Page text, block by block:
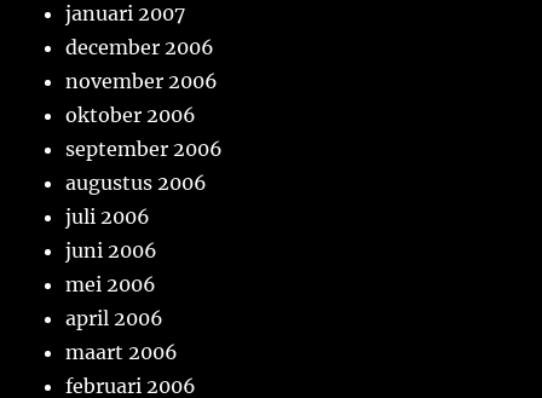
januari 2007
december 2006
november 2006
oktober 2006
september 2006
augustus 2006
juli 2006
juni 2006
mei 2006
april 2006
maart 2006
februari 2006